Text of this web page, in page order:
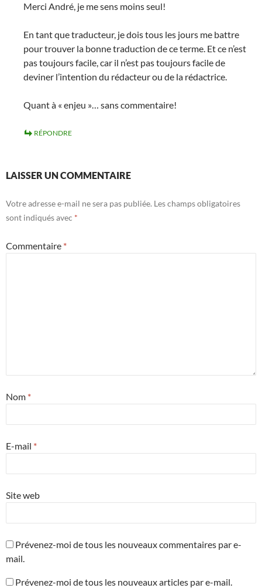
Merci André, je me sens moins seul!
En tant que traducteur, je dois tous les jours me battre
pour trouver la bonne traduction de ce terme. Et ce n’est
pas toujours facile, car il n’est pas toujours facile de
deviner l’intention du rédacteur ou de la rédactrice.
Quant à « enjeu »… sans commentaire!
RÉPONDRE
LAISSER UN COMMENTAIRE
Votre adresse e-mail ne sera pas publiée. Les champs obligatoires
sont indiqués avec *
Commentaire *
Nom *
E-mail *
Site web
Prévenez-moi de tous les nouveaux commentaires par e-
mail.
Prévenez-moi de tous les nouveaux articles par e-mail.